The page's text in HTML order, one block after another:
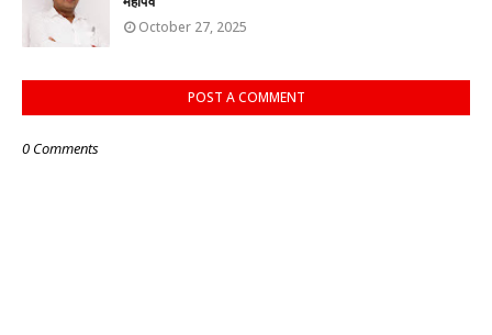
October 27, 2025
POST A COMMENT
0 Comments